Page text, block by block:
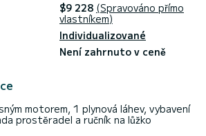
$9 228 (Spravováno přímo
vlastníkem)
Individualizované
Není zahrnuto v ceně
motorem, 1 plynová láhev, vybavení
prostěradel a ručník na lůžko